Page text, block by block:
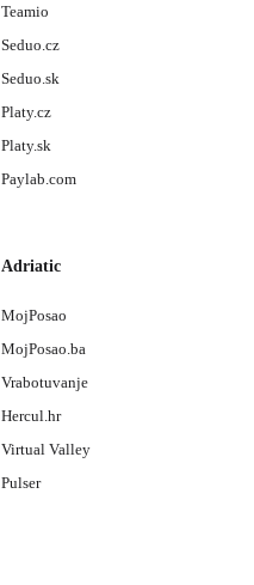
Teamio
Seduo.cz
Seduo.sk
Platy.cz
Platy.sk
Paylab.com
Adriatic
MojPosao
MojPosao.ba
Vrabotuvanje
Hercul.hr
Virtual Valley
Pulser